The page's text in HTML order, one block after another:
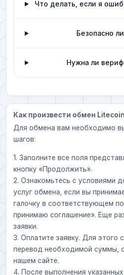
Что делать, если я
Безопасно
Нужна ли
Как произвести обмен
Для обмена вам необходимо
шагов:
1. Заполните все поля
кнопку «Продолжить».
2. Ознакомьтесь с условиями
услуг обмена, если вы
галочку в соответствующем
принимаю соглашение». Еще
заявки.
3. Оплатите заявку. Для этого
перевод необходимой суммы,
нашем сайте.
4. После выполнения